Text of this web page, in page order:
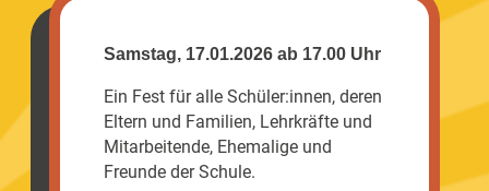
Samstag, 17.01.2026 ab 17.00 Uhr
Ein Fest für alle Schüler:innen, deren
Eltern und Familien, Lehrkräfte und
Mitarbeitende, Ehemalige und
Freunde der Schule.